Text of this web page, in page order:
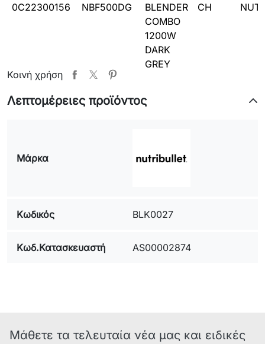
0C22300156 NBF500DG
BLENDER
COMBO
1200W
DARK
GREY
CH
1200W
0C22300022
BLENDER
GREY
BLENDER
1004GG
1004GG
TO
Κοινή χρήση
Λεπτομέρειες προϊόντος
Μάρκα
Κωδικός BLK0027
Κωδ.Κατασκευαστή AS00002874
Μάθετε τα τελευταία νέα μας και ειδικές